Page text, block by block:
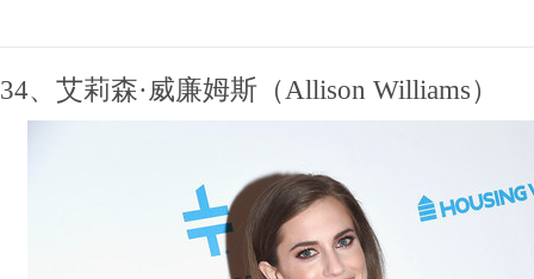
34、艾莉森·威廉姆斯（Allison Williams）